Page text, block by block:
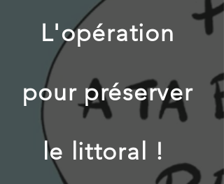
L'opération
pour préserver
le littoral !